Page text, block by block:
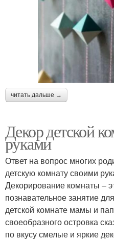
читать дальше →
Декор детской
руками
Ответ на вопрос многих
детскую комнату своими
Декорирование комнаты –
познавательное занятие
детской комнате мамы и
своеобразного островка
по вкусу смелые и яркие